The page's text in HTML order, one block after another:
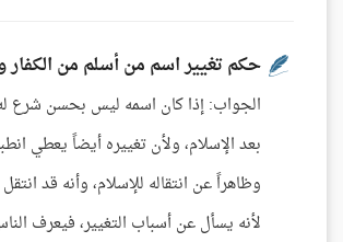
حكم تغيير اسم من أسلم من الكفار
الجواب: إذا كان اسمه ليس بحسن شرع
بعد الإسلام، ولأن تغييره أيضاً يعطي
وظاهراً عن انتقاله للإسلام، وأنه قد
لأنه يسأل عن أسباب التغيير، فيعرف